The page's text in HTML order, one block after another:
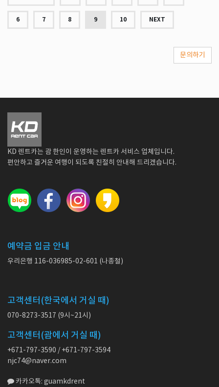
6 7 8 9 10 NEXT
문의하기
KD 렌트카는 괌 한인이 운영하는 렌트카 서비스 업체입니다.
편안하고 즐거운 여행이 되도록 친절히 안내해 드리겠습니다.
예약금 입금 안내
우리은행 116-036985-02-601 (나종철)
고객센터(한국에서 거실 때)
070-8273-3517 (9시~21시)
고객센터(괌에서 거실 때)
+671-797-3590 / +671-797-3594
njc74@naver.com
카카오톡: guamkdrent